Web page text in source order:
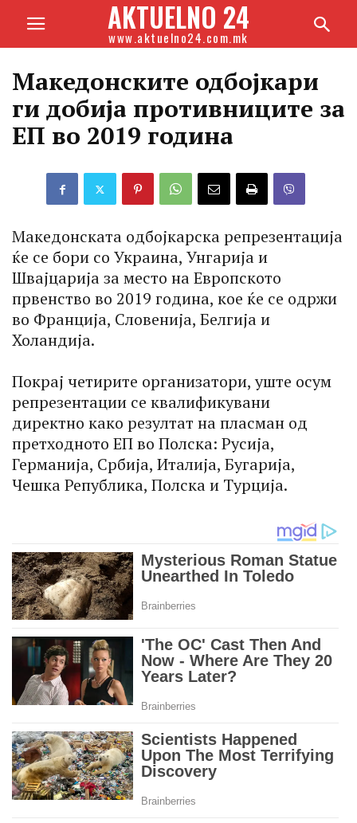
AKTUELNO 24
www.aktuelno24.com.mk
Македонските одбојкари
ги добија противниците за
ЕП во 2019 година
Mакедонската одбојкарска репрезентација
ќе се бори со Украина, Унгарија и
Швајцарија за место на Европското
првенство во 2019 година, кое ќе се одржи
во Франција, Словенија, Белгија и
Холандија.
Покрај четирите организатори, уште осум
репрезентации се квалификувани
директно како резултат на пласман од
претходното ЕП во Полска: Русија,
Германија, Србија, Италија, Бугарија,
Чешка Република, Полска и Турција.